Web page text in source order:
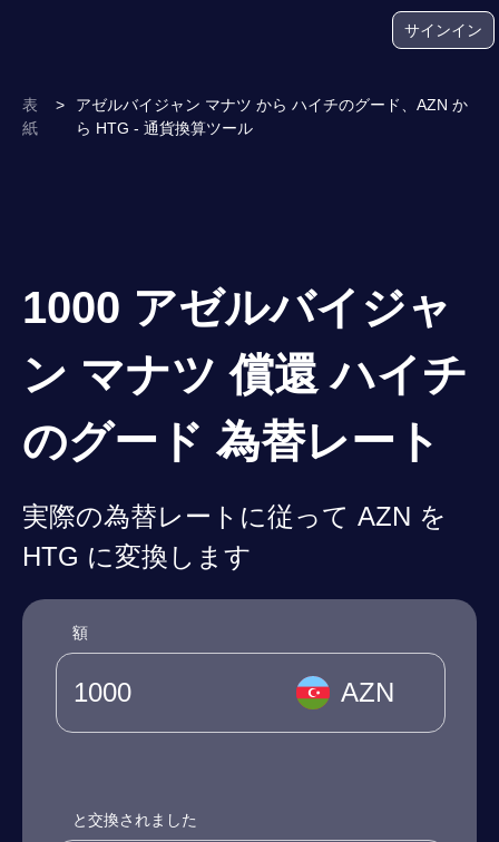
サインイン
表
紙
>
アゼルバイジャン マナツ から ハイチのグード、AZN か
ら HTG - 通貨換算ツール
1000 アゼルバイジャ
ン マナツ 償還 ハイチ
のグード 為替レート
実際の為替レートに従って AZN を
HTG に変換します
額
AZN
と交換されました